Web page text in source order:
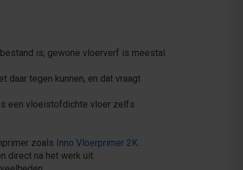
is; gewone vloerverf is meestal
daar tegen kunnen, en dat vraagt
een vloeistofdichte vloer zelfs
zoals Inno Vloerprimer 2K.
direct na het werk uit.